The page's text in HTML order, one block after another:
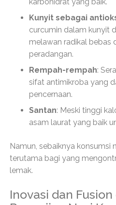
Kunyit sebagai
curcumin dalam kunyit
melawan radikal bebas
peradangan.
Rempah-rempah:
sifat antimikroba yang
pencernaan.
Santan: Meski tinggi
asam laurat yang baik
Namun, sebaiknya konsumsi
terutama bagi yang
lemak.
Inovasi dan